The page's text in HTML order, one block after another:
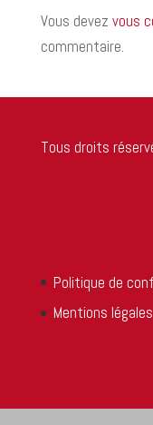
Vous devez vous
commentaire.
Tous droits
Politique de
Mentions légales